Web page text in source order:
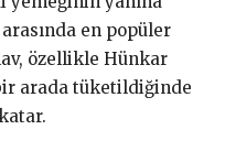
en popüler
özellikle Hünkar
arada tüketildiğinde